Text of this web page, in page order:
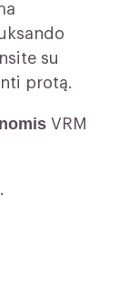
su
protą.
VRM